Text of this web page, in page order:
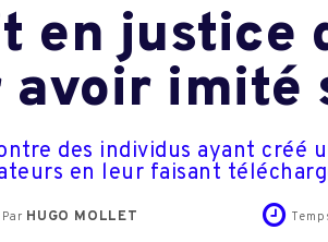
en justice
imité
des individus ayant
en leur faisant
Par HUGO MOLLET